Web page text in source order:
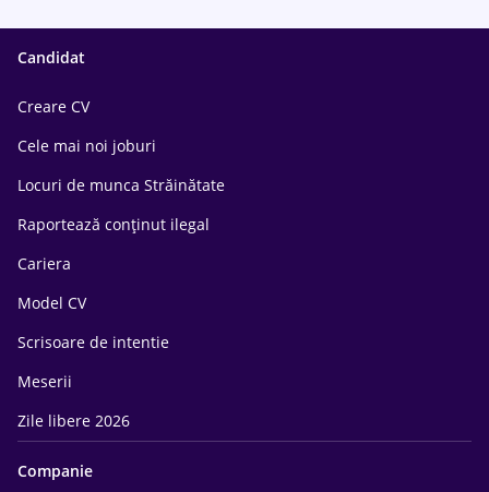
Candidat
Creare CV
Cele mai noi joburi
Locuri de munca Străinătate
Raportează conținut ilegal
Cariera
Model CV
Scrisoare de intentie
Meserii
Zile libere 2026
Companie